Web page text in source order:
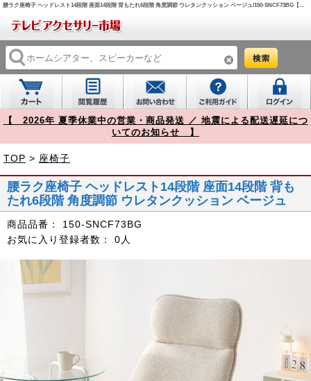
腰ラク座椅子 ヘッドレスト14段階 座面14段階 背もたれ6段階 角度調節 ウレタンクッション ベージュ/150-SNCF73BG【テレビアクセサリー市場】
【 2026年 夏季休業中の営業・商品発送 ／ 地震による配送遅延につ
いてのお知らせ 】
TOP > 座椅子
腰ラク座椅子 ヘッドレスト14段階 座面14段階 背も
たれ6段階 角度調節 ウレタンクッション ベージュ
商品品番：
150-SNCF73BG
お気に入り登録者数：
0人
Prev